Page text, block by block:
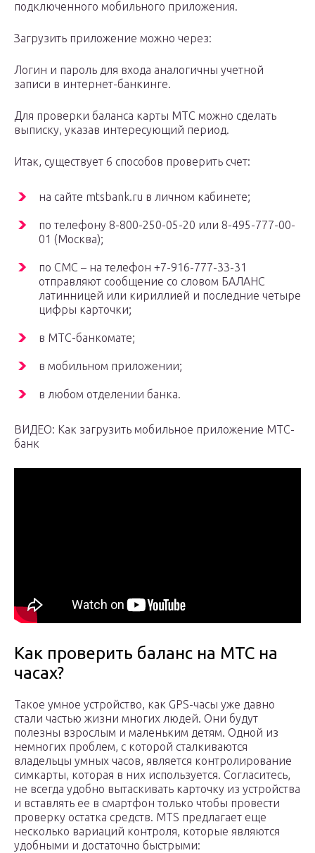
подключенного мобильного приложения.
Загрузить приложение можно через:
Логин и пароль для входа аналогичны учетной
записи в интернет-банкинге.
Для проверки баланса карты МТС можно сделать
выписку, указав интересующий период.
Итак, существует 6 способов проверить счет:
на сайте mtsbank.ru в личном кабинете;
по телефону 8-800-250-05-20 или 8-495-777-00-
01 (Москва);
по СМС – на телефон +7-916-777-33-31
отправляют сообщение со словом БАЛАНС
латинницей или кириллией и последние четыре
цифры карточки;
в МТС-банкомате;
в мобильном приложении;
в любом отделении банка.
ВИДЕО: Как загрузить мобильное приложение МТС-
банк
Как проверить баланс на МТС на
часах?
Такое умное устройство, как GPS-часы уже давно
стали частью жизни многих людей. Они будут
полезны взрослым и маленьким детям. Одной из
немногих проблем, с которой сталкиваются
владельцы умных часов, является контролирование
симкарты, которая в них используется. Согласитесь,
не всегда удобно вытаскивать карточку из устройства
и вставлять ее в смартфон только чтобы провести
проверку остатка средств. MTS предлагает еще
несколько вариаций контроля, которые являются
удобными и достаточно быстрыми: